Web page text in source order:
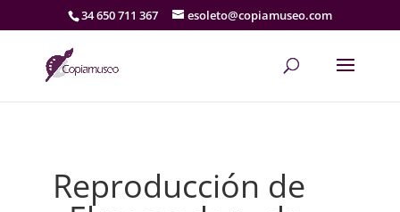
34 650 711 367 esoleto@copiamuseo.com
Reproducción de